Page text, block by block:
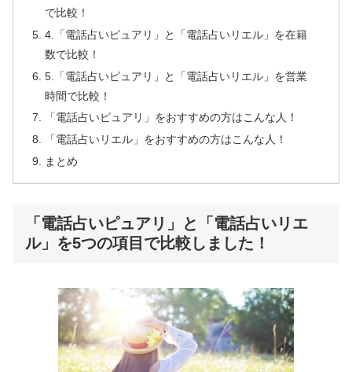
で比較！
4.「電話占いピュアリ」と「電話占いリエル」を在籍
数で比較！
5.「電話占いピュアリ」と「電話占いリエル」を営業
時間で比較！
「電話占いピュアリ」をおすすめの方はこんな人！
「電話占いリエル」をおすすめの方はこんな人！
まとめ
「電話占いピュアリ」と「電話占いリエ
ル」を5つの項目で比較しました！